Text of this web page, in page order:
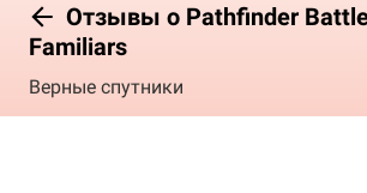
Отзывы о Pathfinder
Familiars
Верные спутники